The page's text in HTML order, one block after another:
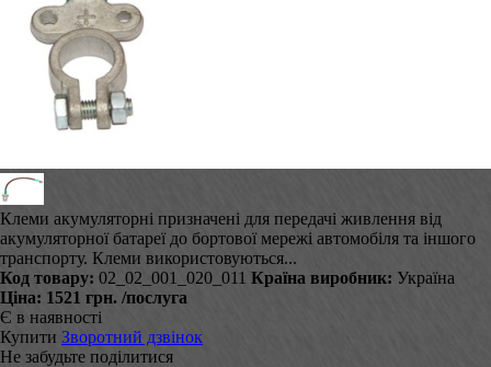
Клеми акумуляторні призначені для передачі живлення від
акумуляторної батареї до бортової мережі автомобіля та іншого
транспорту. Клеми використовуються...
Код товару: 02_02_001_020_011 Країна виробник: Україна
Ціна: 1521 грн. /послуга
Є в наявності
Купити Зворотний дзвінок
Не забудьте поділитися